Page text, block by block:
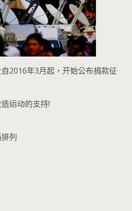
2016年3月起，开始公布捐款征
运动的支持!
列